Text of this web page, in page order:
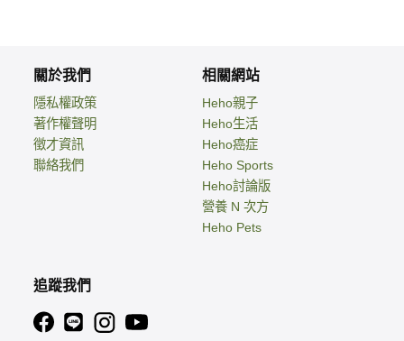
關於我們
隱私權政策
著作權聲明
徵才資訊
聯絡我們
相關網站
Heho親子
Heho生活
Heho癌症
Heho Sports
Heho討論版
營養 N 次方
Heho Pets
追蹤我們